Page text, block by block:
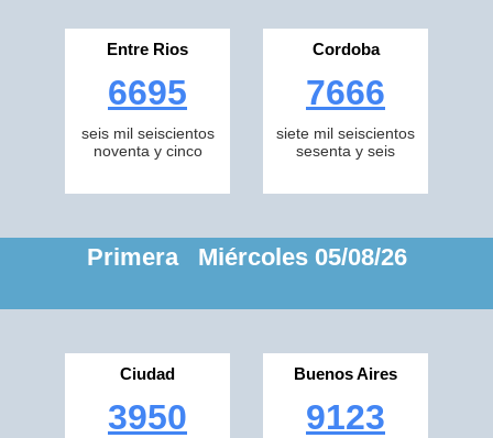
Entre Rios
6695
seis mil seiscientos
noventa y cinco
Cordoba
7666
siete mil seiscientos
sesenta y seis
Primera Miércoles 05/08/26
Ciudad
3950
Buenos Aires
9123